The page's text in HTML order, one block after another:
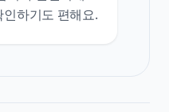
하기도 편해요.